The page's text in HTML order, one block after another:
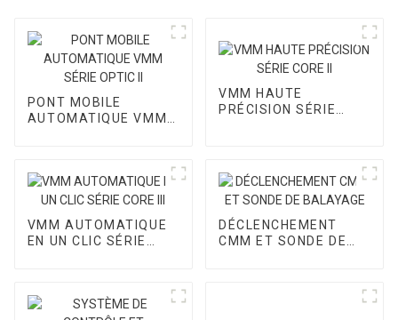
PONT MOBILE
AUTOMATIQUE VMM
VMM HAUTE
PRÉCISION SÉRIE
VMM AUTOMATIQUE
EN UN CLIC SÉRIE
DÉCLENCHEMENT
CMM ET SONDE DE